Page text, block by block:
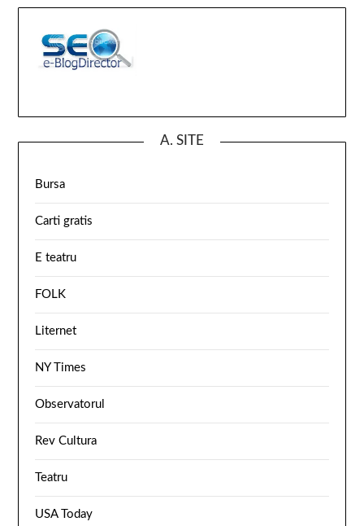
A. SITE
Bursa
Carti gratis
E teatru
FOLK
Liternet
NY Times
Observatorul
Rev Cultura
Teatru
USA Today